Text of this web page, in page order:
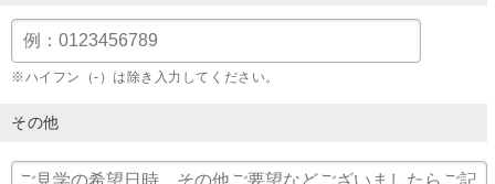
※ハイフン（-）は除き入力してください。
その他